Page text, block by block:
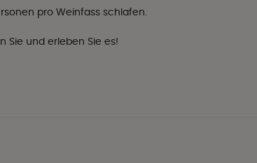
pro Weinfass schlafen.
Sie und erleben Sie es!